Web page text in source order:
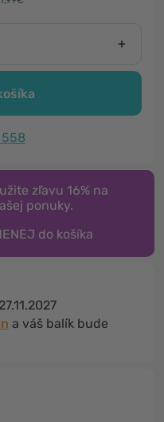
+
558
zľavu 16% na
ponuky.
do košíka
27.11.2027
a váš balík bude